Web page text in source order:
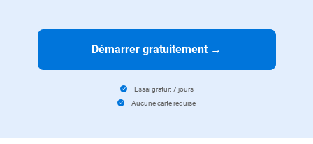
Démarrer gratuitement →
Essai gratuit 7 jours
Aucune carte requise